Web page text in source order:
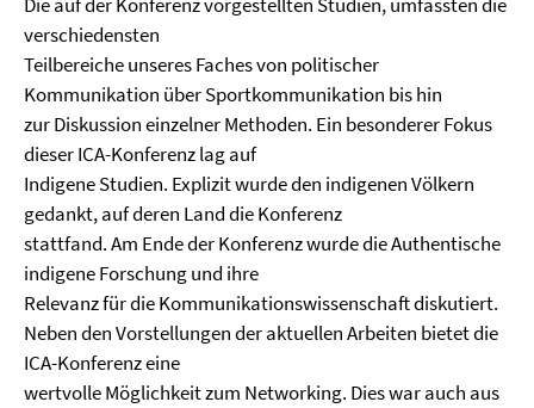
verschiedensten
Teilbereiche unseres Faches von politischer
Kommunikation über Sportkommunikation bis hin
zur Diskussion einzelner Methoden. Ein besonderer Fokus
dieser ICA-Konferenz lag auf
Indigene Studien. Explizit wurde den indigenen Völkern
gedankt, auf deren Land die Konferenz
stattfand. Am Ende der Konferenz wurde die Authentische
indigene Forschung und ihre
Relevanz für die Kommunikationswissenschaft diskutiert.
Neben den Vorstellungen der aktuellen Arbeiten bietet die
ICA-Konferenz eine
wertvolle Möglichkeit zum Networking. Dies war auch aus